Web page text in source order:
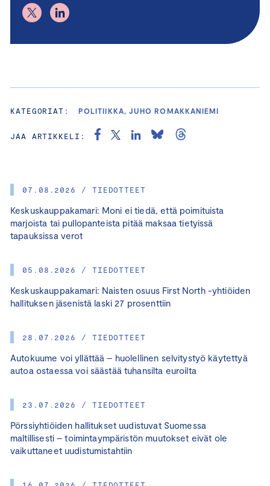
07.08.2026 / TIEDOTTEET
Keskuskauppakamari: Moni ei tiedä, että poimituista
marjoista tai pullopanteista pitää maksaa tietyissä
tapauksissa verot
05.08.2026 / TIEDOTTEET
Keskuskauppakamari: Naisten osuus First North -yhtiöiden
hallituksen jäsenistä laski 27 prosenttiin
28.07.2026 / TIEDOTTEET
Autokuume voi yllättää – huolellinen selvitystyö käytettyä
autoa ostaessa voi säästää tuhansilta euroilta
23.07.2026 / TIEDOTTEET
Pörssiyhtiöiden hallitukset uudistuvat Suomessa
maltillisesti – toimintaympäristön muutokset eivät ole
vaikuttaneet uudistumistahtiin
KATEGORIAT: POLITIIKKA, JUHO ROMAKKANIEMI
JAA ARTIKKELI: